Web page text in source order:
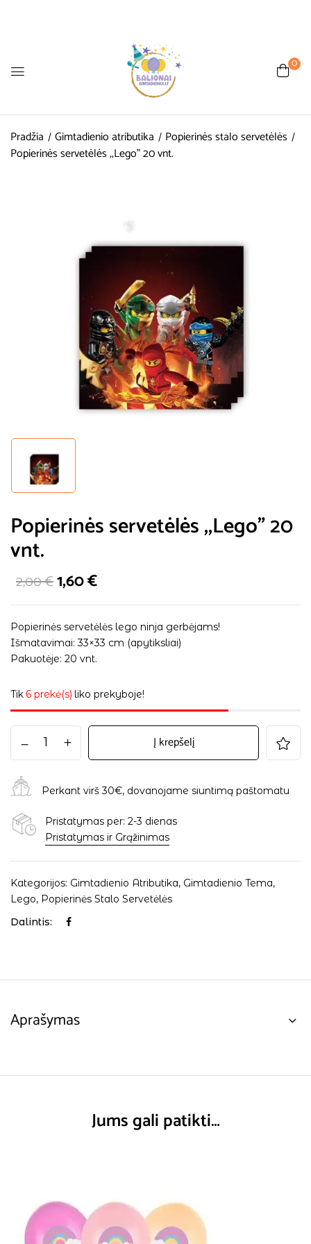
0
Pradžia Gimtadienio atributika
Popierinės stalo servetėlės
Popierinės servetėlės ,,Lego” 20 vnt.
Popierinės servetėlės ,,Lego” 20
vnt.
2,00€1,60€
Popierinės servetėlės lego ninja gerbėjams!
Išmatavimai: 33×33 cm (apytiksliai)
Pakuotėje: 20 vnt.
Tik 6 prekė(s) liko prekyboje!
Į krepšelį
Perkant virš 30€, dovanojame siuntimą paštomatu
Pristatymas per: 2-3 dienas
Pristatymas ir Grąžinimas
Kategorijos: Gimtadienio Atributika, Gimtadienio Tema,
Lego, Popierinės Stalo Servetėlės
Dalintis:
Aprašymas
Jums gali patikti…